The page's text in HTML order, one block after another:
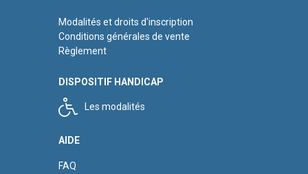
Modalités et droits d'inscription
Conditions générales de vente
Règlement
DISPOSITIF HANDICAP
Les modalités
AIDE
FAQ